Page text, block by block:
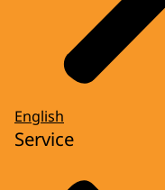
English
Service